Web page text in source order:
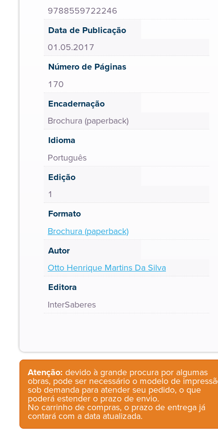
9788559722246
Data de Publicação
01.05.2017
Número de Páginas
170
Encadernação
Brochura (paperback)
Idioma
Português
Edição
1
Formato
Brochura (paperback)
Autor
Otto Henrique Martins Da Silva
Editora
InterSaberes
Atenção: devido à grande procura por algumas
obras, pode ser necessário o modelo de
sob demanda para atender seu pedido, o que
poderá estender o prazo de envio.
No carrinho de compras, o prazo de entrega já
contará com a data atualizada.